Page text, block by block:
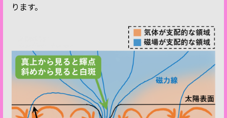
ります。